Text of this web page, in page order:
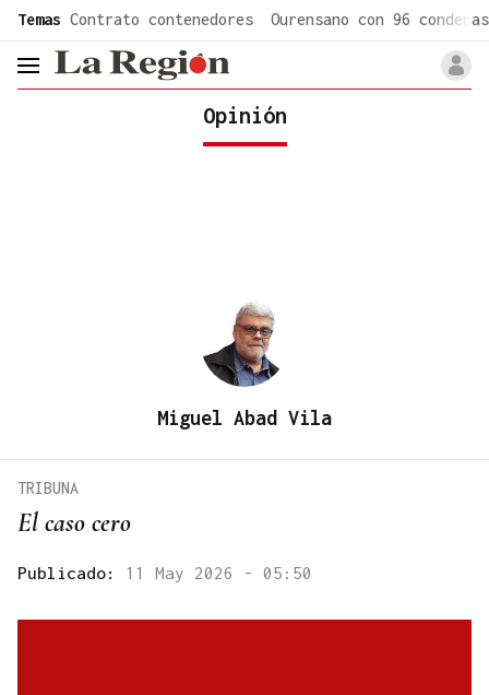
Temas Contrato contenedores Ourensano con 96 condenas
header.menu.open
Opinión
Miguel Abad Vila
El caso cero
TRIBUNA
Publicado: 11 May 2026 - 05:50